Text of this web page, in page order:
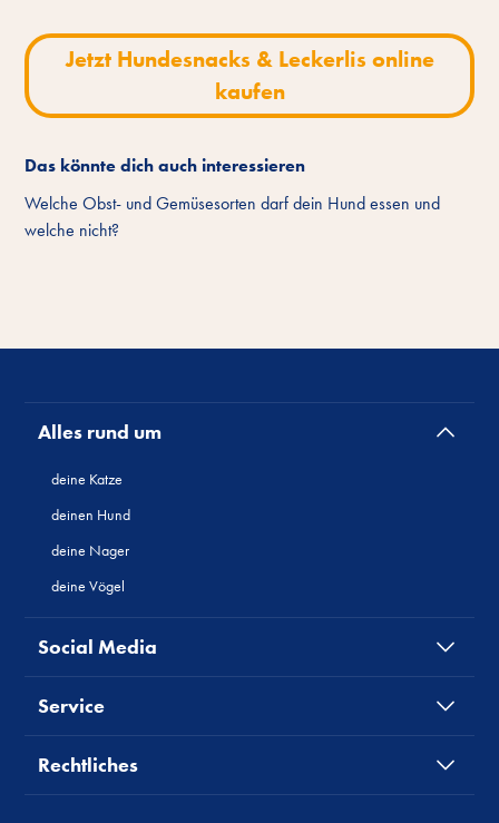
Jetzt Hundesnacks & Leckerlis online
kaufen
Das könnte dich auch interessieren
Welche Obst- und Gemüsesorten darf dein Hund essen und
welche nicht?
Alles rund um
deine Katze
deinen Hund
deine Nager
deine Vögel
Social Media
Service
Rechtliches